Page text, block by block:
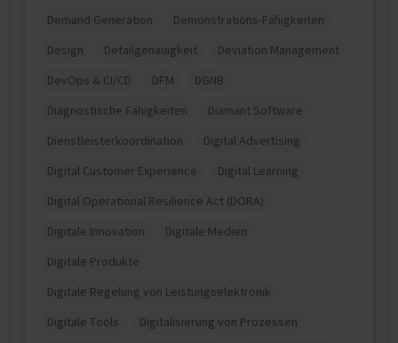
Demand Generation
Demonstrations-Fähigkeiten
Design
Detailgenauigkeit
Deviation Management
DevOps & CI/CD
DFM
DGNB
Diagnostische Fähigkeiten
Diamant Software
Dienstleisterkoordination
Digital Advertising
Digital Customer Experience
Digital Learning
Digital Operational Resilience Act (DORA)
Digitale Innovation
Digitale Medien
Digitale Produkte
Digitale Regelung von Leistungselektronik
Digitale Tools
Digitalisierung von Prozessen